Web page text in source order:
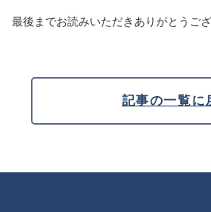
記事の一覧に